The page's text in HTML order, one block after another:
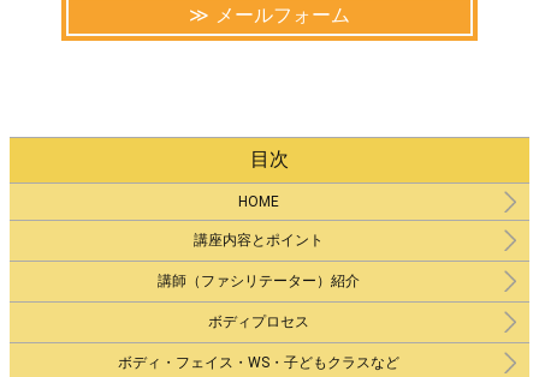
メールフォーム
目次
HOME
講座内容とポイント
講師（ファシリテーター）紹介
ボディプロセス
ボディ・フェイス・WS・子どもクラスなど